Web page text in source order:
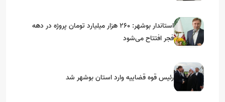
استاندار بوشهر: ۲۶۰ هزار میلیارد تومان پروژه در دهه
فجر افتتاح می‌شود
رئیس قوه قضاییه وارد استان بوشهر شد